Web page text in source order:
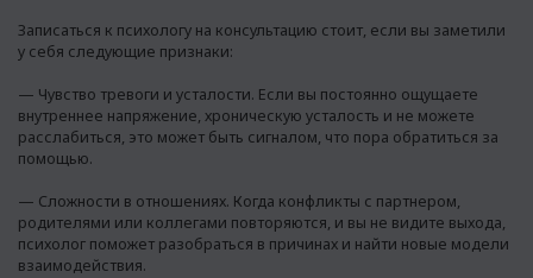
Записаться к психологу на консультацию стоит, если вы заметили
у себя следующие признаки:
— Чувство тревоги и усталости. Если вы постоянно ощущаете
внутреннее напряжение, хроническую усталость и не можете
расслабиться, это может быть сигналом, что пора обратиться за
помощью.
— Сложности в отношениях. Когда конфликты с партнером,
родителями или коллегами повторяются, и вы не видите выхода,
психолог поможет разобраться в причинах и найти новые модели
взаимодействия.